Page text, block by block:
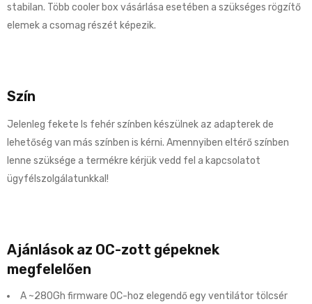
stabilan. Több cooler box vásárlása esetében a szükséges rögzítő
elemek a csomag részét képezik.
Szín
Jelenleg fekete ls fehér színben készülnek az adapterek de
lehetőség van más színben is kérni. Amennyiben eltérő színben
lenne szüksége a termékre kérjük vedd fel a kapcsolatot
ügyfélszolgálatunkkal!
Ajánlások az OC-zott gépeknek
megfelelően
A ~280Gh firmware OC-hoz elegendő egy ventilátor tölcsér